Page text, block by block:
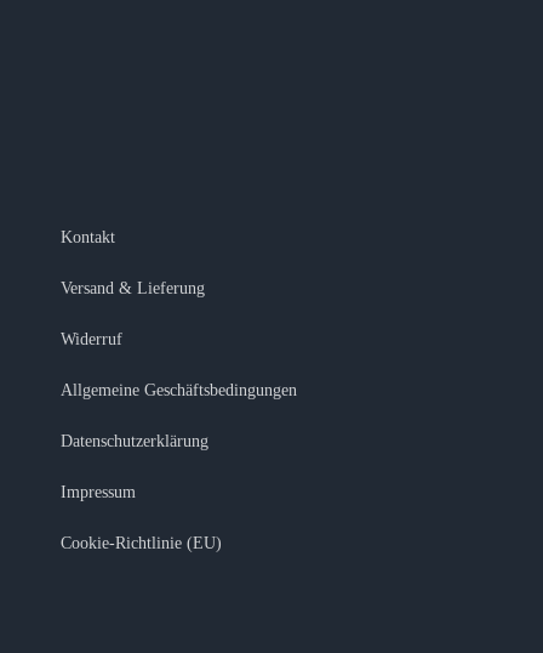
Kontakt
Versand & Lieferung
Widerruf
Allgemeine Geschäftsbedingungen
Datenschutzerklärung
Impressum
Cookie-Richtlinie (EU)